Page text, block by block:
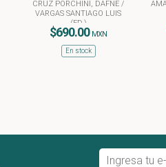
CRUZ PORCHINI, DAFNE /
VARGAS SANTIAGO LUIS
(ED.)
$690.00 MXN
En stock